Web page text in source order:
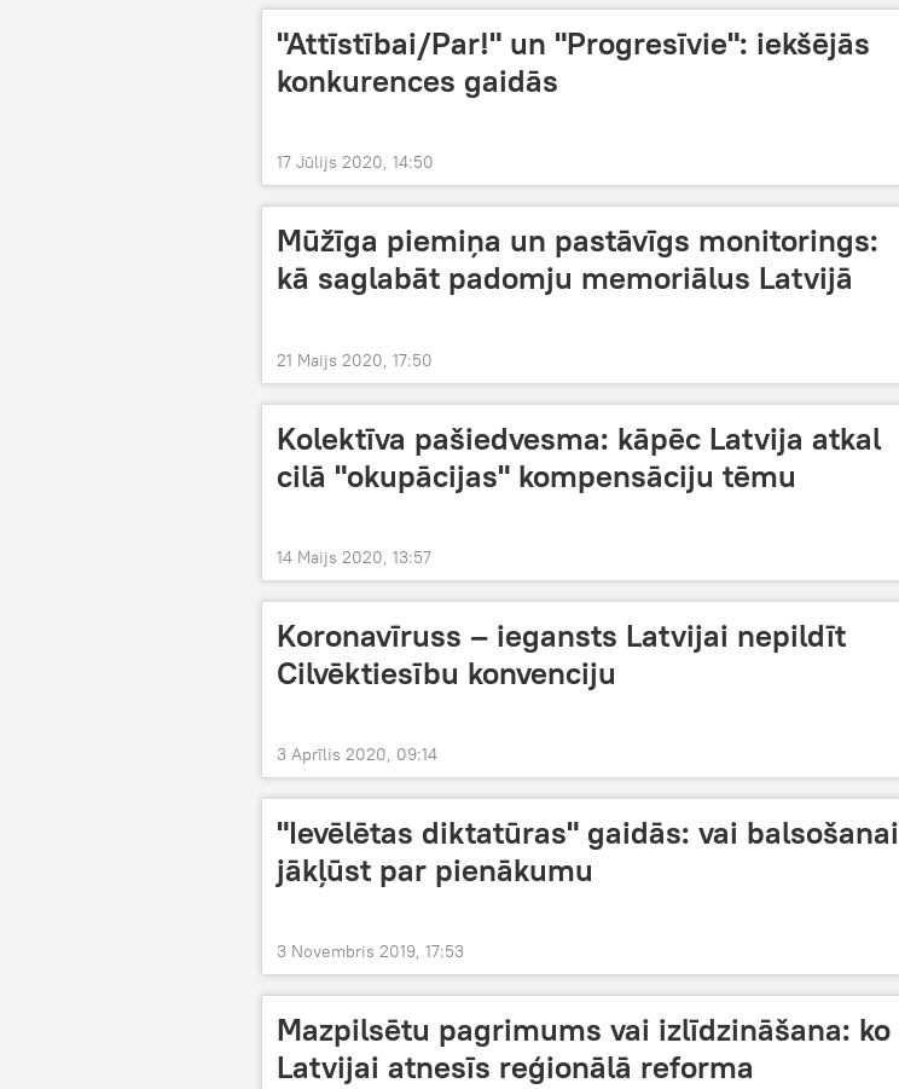
"Attīstībai/Par!" un "Progresīvie": iekšējās
konkurences gaidās
17 Jūlijs 2020, 14:50
Mūžīga piemiņa un pastāvīgs monitorings:
kā saglabāt padomju memoriālus Latvijā
21 Maijs 2020, 17:50
Kolektīva pašiedvesma: kāpēc Latvija atkal
cilā "okupācijas" kompensāciju tēmu
14 Maijs 2020, 13:57
Koronavīruss – iegansts Latvijai nepildīt
Cilvēktiesību konvenciju
3 Aprīlis 2020, 09:14
"Ievēlētas diktatūras" gaidās: vai balsošanai
jākļūst par pienākumu
3 Novembris 2019, 17:53
Mazpilsētu pagrimums vai izlīdzināšana: ko
Latvijai atnesīs reģionālā reforma